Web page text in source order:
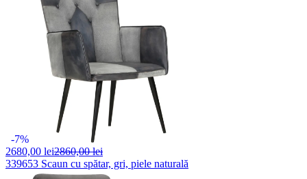
-7%
2680,00 lei2860,00 lei
339653 Scaun cu spătar, gri, piele naturală